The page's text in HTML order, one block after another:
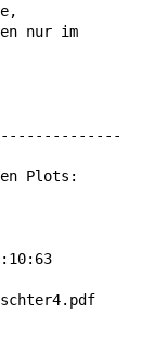
nur im
Plots: